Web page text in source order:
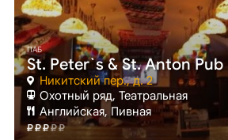
ПАБ
St. Peter`s & St. Anton Pub
Никитский пер., д. 2
Охотный ряд, Театральная
Английская, Пивная